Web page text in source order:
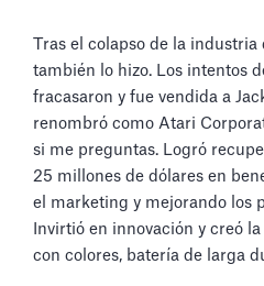
Tras el colapso de la industria
también lo hizo. Los intentos
fracasaron y fue vendida a
renombró como Atari
si me preguntas. Logró
25 millones de dólares en
el marketing y mejorando los
Invirtió en innovación y creó
con colores, batería de larga